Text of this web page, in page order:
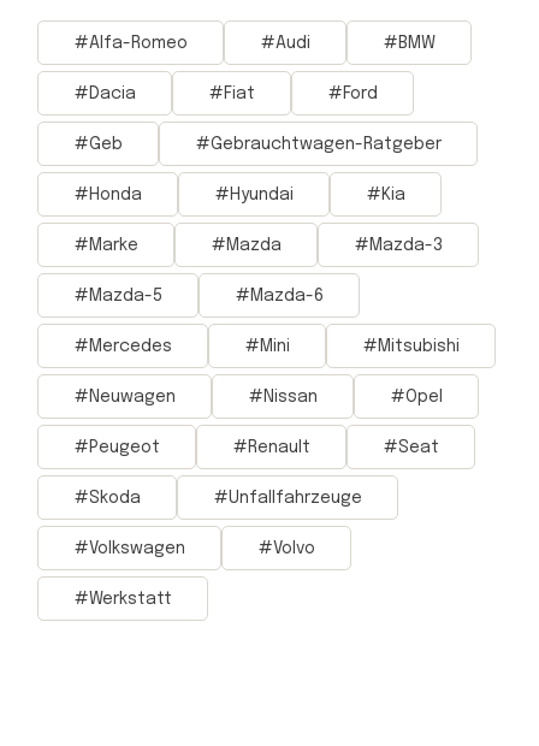
Alfa-Romeo Audi BMW
Dacia Fiat Ford
Geb Gebrauchtwagen-Ratgeber
Honda Hyundai Kia
Marke Mazda Mazda-3
Mazda-5 Mazda-6
Mercedes Mini Mitsubishi
Neuwagen Nissan Opel
Peugeot Renault Seat
Skoda Unfallfahrzeuge
Volkswagen Volvo
Werkstatt